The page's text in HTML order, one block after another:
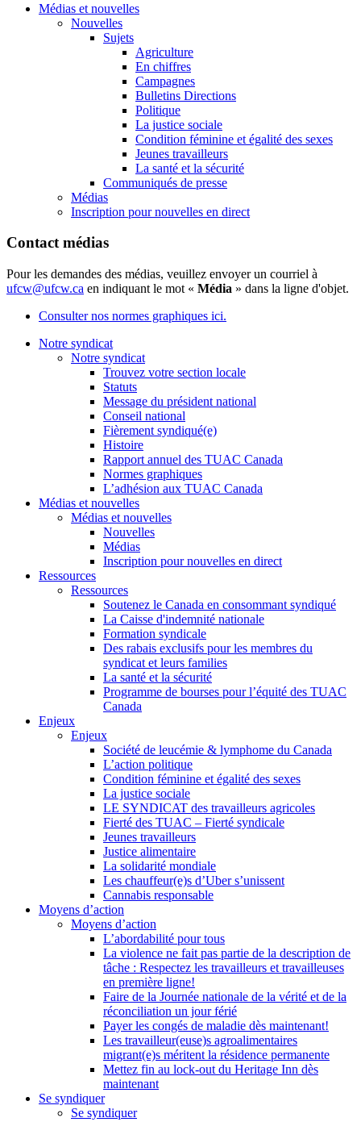
Médias et nouvelles
Nouvelles
Sujets
Agriculture
En chiffres
Campagnes
Bulletins Directions
Politique
La justice sociale
Condition féminine et égalité des sexes
Jeunes travailleurs
La santé et la sécurité
Communiqués de presse
Médias
Inscription pour nouvelles en direct
Contact médias
Pour les demandes des médias, veuillez envoyer un courriel à
ufcw@ufcw.ca en indiquant le mot « Média » dans la ligne d'objet.
Consulter nos normes graphiques ici.
Notre syndicat
Notre syndicat
Trouvez votre section locale
Statuts
Message du président national
Conseil national
Fièrement syndiqué(e)
Histoire
Rapport annuel des TUAC Canada
Normes graphiques
L’adhésion aux TUAC Canada
Médias et nouvelles
Médias et nouvelles
Nouvelles
Médias
Inscription pour nouvelles en direct
Ressources
Ressources
Soutenez le Canada en consommant syndiqué
La Caisse d'indemnité nationale
Formation syndicale
Des rabais exclusifs pour les membres du
syndicat et leurs families
La santé et la sécurité
Programme de bourses pour l’équité des TUAC
Canada
Enjeux
Enjeux
Société de leucémie & lymphome du Canada
L’action politique
Condition féminine et égalité des sexes
La justice sociale
LE SYNDICAT des travailleurs agricoles
Fierté des TUAC – Fierté syndicale
Jeunes travailleurs
Justice alimentaire
La solidarité mondiale
Les chauffeur(e)s d’Uber s’unissent
Cannabis responsable
Moyens d’action
Moyens d’action
L’abordabilité pour tous
La violence ne fait pas partie de la description de
tâche : Respectez les travailleurs et travailleuses
en première ligne!
Faire de la Journée nationale de la vérité et de la
réconciliation un jour férié
Payer les congés de maladie dès maintenant!
Les travailleur(euse)s agroalimentaires
migrant(e)s méritent la résidence permanente
Mettez fin au lock-out du Heritage Inn dès
maintenant
Se syndiquer
Se syndiquer